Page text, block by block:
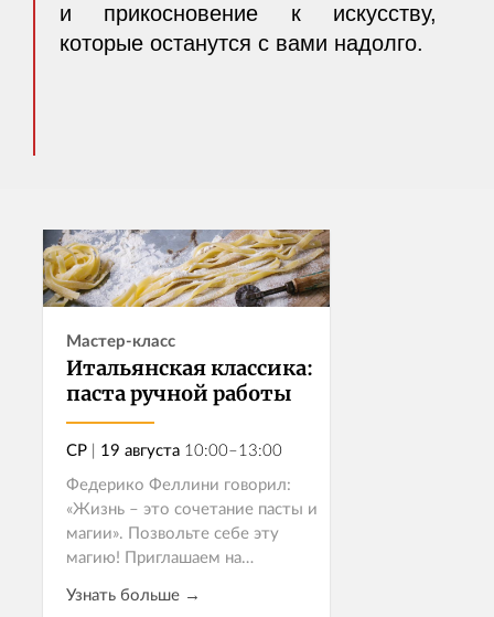
и прикосновение к искусству,
которые останутся с вами надолго.
Мастер-класс
Итальянская классика:
паста ручной работы
СР | 19 августа 10:00–13:00
Федерико Феллини говорил:
«Жизнь – это сочетание пасты и
магии». Позвольте себе эту
магию! Приглашаем на
приготовит при вас пасту,
Узнать больше →